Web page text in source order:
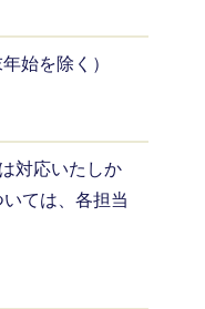
始を除く）
対応いたしか
ては、各担当